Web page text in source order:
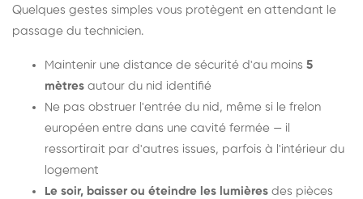
Quelques gestes simples vous protègent en attendant le
passage du technicien.
Maintenir une distance de sécurité d'au moins 5
mètres autour du nid identifié
Ne pas obstruer l'entrée du nid, même si le frelon
européen entre dans une cavité fermée — il
ressortirait par d'autres issues, parfois à l'intérieur du
logement
Le soir, baisser ou éteindre les lumières des pièces